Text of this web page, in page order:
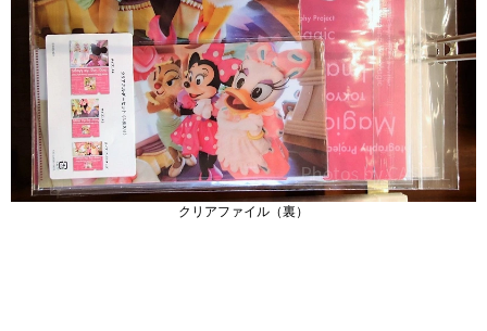
クリアファイル（裏）